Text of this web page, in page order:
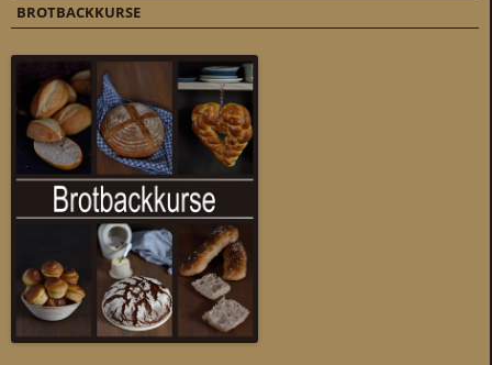
BROTBACKKURSE